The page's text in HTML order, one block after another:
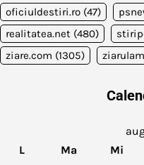
oficiuldestiri.ro (47)
realitatea.net (480)
ziare.com (1305)
L
Ma Mi